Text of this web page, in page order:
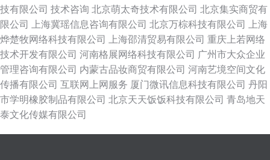
技有限公司 技术咨询 北京萌太奇技术有限公司 北京集实商贸有
限公司
上海冀瑶信息咨询有限公司 北京万棕科技有限公司
上海
烨楚牧网络科技有限公司
上海邵清贸易有限公司 重庆上若网络
技术开发有限公司 河南格展网络科技有限公司 广州市大众企业
管理咨询有限公司 内蒙古品妆商贸有限公司 河南艺境空间文化
传播有限公司 互联网上网服务 厦门微讯信息科技有限公司 丹阳
市学明橡胶制品有限公司 北京天天饭饭科技有限公司 青岛地天
泰文化传媒有限公司